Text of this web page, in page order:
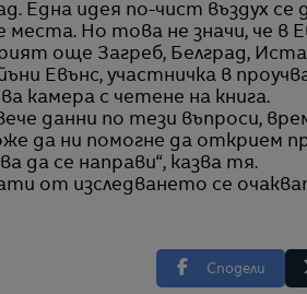
Една идея по-чист въздух
Но това не значи, че в
още Загреб, Белград,
Евънс, участничка в
камера с четене на книга.
данни по тези въпроси,
да ни помогне да открием
да се направи“, казва тя.
от изследването се
Сподели